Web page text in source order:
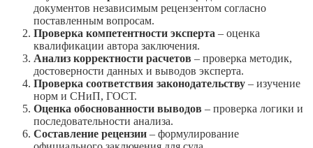
документов независимым рецензентом согласно
поставленным вопросам.
Проверка компетентности эксперта – оценка
квалификации автора заключения.
Анализ корректности расчетов – проверка методик,
достоверности данных и выводов эксперта.
Проверка соответствия законодательству – изучение
норм и СНиП, ГОСТ.
Оценка обоснованности выводов – проверка логики и
последовательности анализа.
Составление рецензии – формулирование